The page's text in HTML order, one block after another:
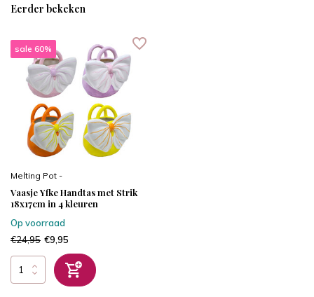
Eerder bekeken
sale 60%
Melting Pot -
Vaasje Yfke Handtas met Strik
18x17cm in 4 kleuren
Op voorraad
€24,95 €9,95